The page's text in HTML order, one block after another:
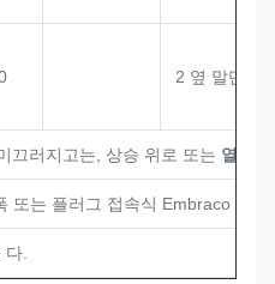
2 옆 말단벽
끄러지고는, 상승 위로 또는 열려
또는 플러그 접속식 Embraco
.